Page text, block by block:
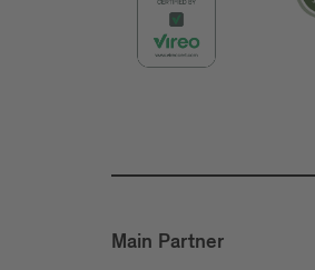
Main Partner